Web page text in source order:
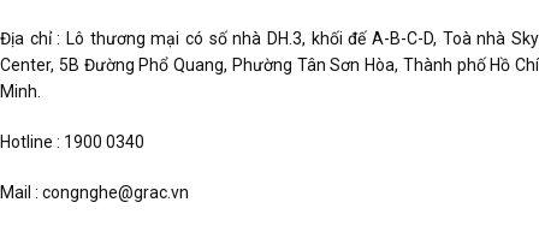
Địa chỉ : Lô thương mại có số nhà DH.3, khối đế A-B-C-D, Toà nhà Sky
Center, 5B Đường Phổ Quang, Phường Tân Sơn Hòa, Thành phố Hồ Chí
Minh.
Hotline : 1900 0340
Mail : congnghe@grac.vn